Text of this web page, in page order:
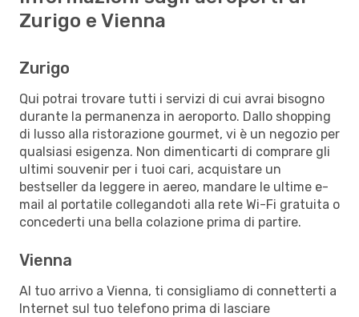
Zurigo e Vienna
Zurigo
Qui potrai trovare tutti i servizi di cui avrai bisogno
durante la permanenza in aeroporto. Dallo shopping
di lusso alla ristorazione gourmet, vi è un negozio per
qualsiasi esigenza. Non dimenticarti di comprare gli
ultimi souvenir per i tuoi cari, acquistare un
bestseller da leggere in aereo, mandare le ultime e-
mail al portatile collegandoti alla rete Wi-Fi gratuita o
concederti una bella colazione prima di partire.
Vienna
Al tuo arrivo a Vienna, ti consigliamo di connetterti a
Internet sul tuo telefono prima di lasciare